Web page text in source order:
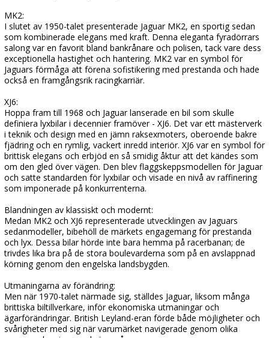
MK2:
I slutet av 1950-talet presenterade Jaguar MK2, en sportig sedan
som kombinerade elegans med kraft. Denna eleganta fyradörrars
salong var en favorit bland bankrånare och polisen, tack vare dess
exceptionella hastighet och hantering. MK2 var en symbol för
Jaguars förmåga att förena sofistikering med prestanda och hade
också en framgångsrik racingkarriär.
XJ6:
Hoppa fram till 1968 och Jaguar lanserade en bil som skulle
definiera lyxbilar i decennier framöver - XJ6. Det var ett mästerverk
i teknik och design med en jämn raksexmoters, oberoende bakre
fjädring och en rymlig, vackert inredd interiör. XJ6 var en symbol för
brittisk elegans och erbjöd en så smidig åktur att det kändes som
om den gled över vägen. Den blev flaggskeppsmodellen för Jaguar
och satte standarden för lyxbilar och visade en nivå av raffinering
som imponerade på konkurrenterna.
Blandningen av klassiskt och modernt:
Medan MK2 och XJ6 representerade utvecklingen av Jaguars
sedanmodeller, bibehöll de märkets engagemang för prestanda
och lyx. Dessa bilar hörde inte bara hemma på racerbanan; de
trivdes lika bra på de stora boulevarderna som på en avslappnad
körning genom den engelska landsbygden.
Utmaningarna av förändring:
Men när 1970-talet närmade sig, ställdes Jaguar, liksom många
brittiska biltillverkare, inför ekonomiska utmaningar och
ägarförändringar. British Leyland-eran förde både möjligheter och
svårigheter med sig när varumärket navigerade genom olika